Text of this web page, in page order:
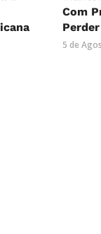
Com
5 de